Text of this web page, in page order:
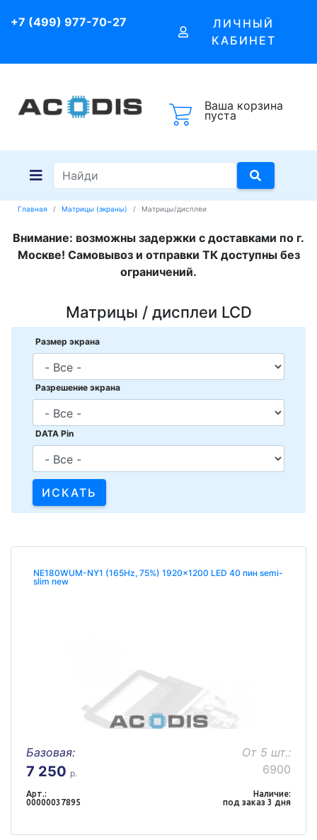
+7 (499) 977-70-27
ЛИЧНЫЙ
КАБИНЕТ
Ваша корзина
пуста
Главная Матрицы (экраны) Матрицы/дисплеи
Внимание: возможны задержки с доставками по г.
Москве! Самовывоз и отправки ТК доступны без
ограничений.
Матрицы / дисплеи LCD
Размер экрана
Разрешение экрана
DATA Pin
NE180WUM-NY1 (165Hz, 75%) 1920x1200 LED 40 пин semi-
slim new
Базовая:
7 250 р.
От 5 шт.:
6900
Арт.:
00000037895
Наличие:
под заказ 3 дня